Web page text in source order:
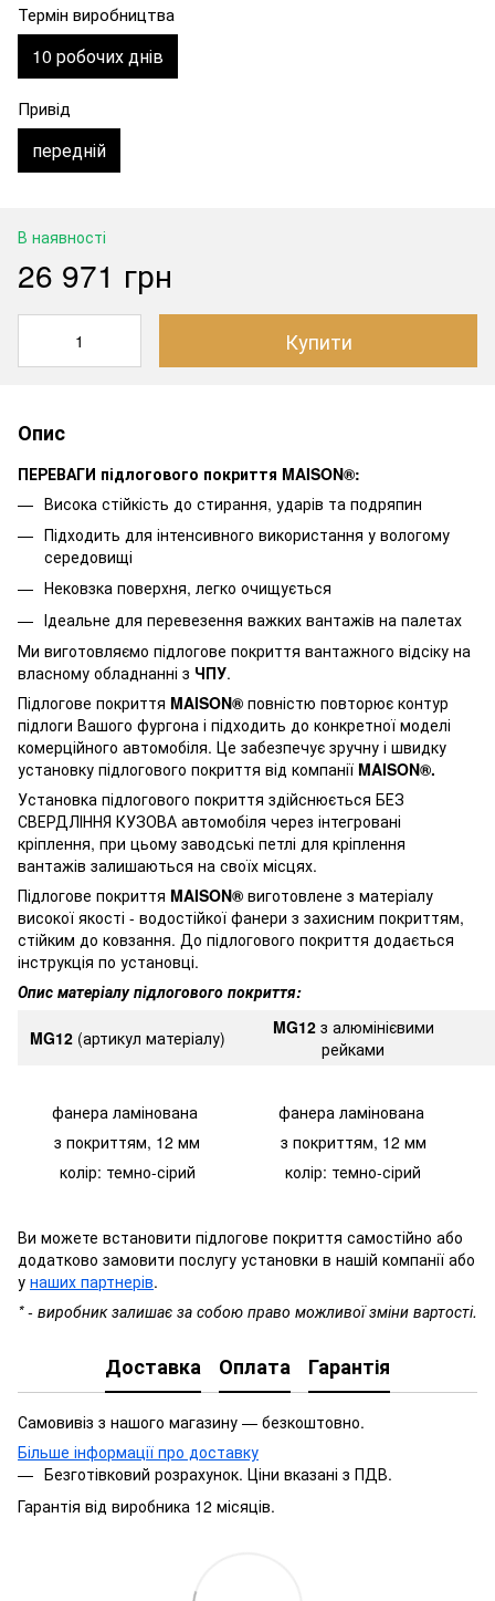
Термін виробництва
10 робочих днів
Привід
передній
В наявності
26 971 грн
Купити
Опис
ПЕРЕВАГИ підлогового покриття MAISON®:
Висока стійкість до стирання, ударів та подряпин
Підходить для інтенсивного використання у вологому
середовищі
Нековзка поверхня, легко очищується
Ідеальне для перевезення важких вантажів на палетах
Ми виготовляємо підлогове покриття вантажного відсіку на
власному обладнанні з ЧПУ.
Підлогове покриття MAISON® повністю повторює контур
підлоги Вашого фургона і підходить до конкретної моделі
комерційного автомобіля. Це забезпечує зручну і швидку
установку підлогового покриття від компанії MAISON®.
Установка підлогового покриття здійснюється БЕЗ
СВЕРДЛІННЯ КУЗОВА автомобіля через інтегровані
кріплення, при цьому заводські петлі для кріплення
вантажів залишаються на своїх місцях.
Підлогове покриття MAISON® виготовлене з матеріалу
високої якості - водостійкої фанери з захисним покриттям,
стійким до ковзання. До підлогового покриття додається
інструкція по установці.
Опис матеріалу підлогового покриття:
MG12 (артикул матеріалу) MG12з алюмінієвими
рейками
фанера ламінована
з покриттям, 12 мм
колір: темно-сірий
фанера ламінована
з покриттям, 12 мм
колір: темно-сірий
Ви можете встановити підлогове покриття самостійно або
додатково замовити послугу установки в нашій компанії або
у наших партнерів.
* - виробник залишає за собою право можливої зміни вартості.
Доставка Оплата Гарантія
Самовивіз з нашого магазину — безкоштовно.
Більше інформації про доставку
Безготівковий розрахунок. Ціни вказані з ПДВ.
Гарантія від виробника 12 місяців.